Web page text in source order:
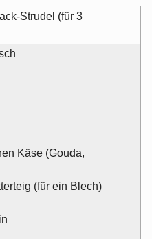
Strudel (für 3
Käse (Gouda,
(für ein Blech)